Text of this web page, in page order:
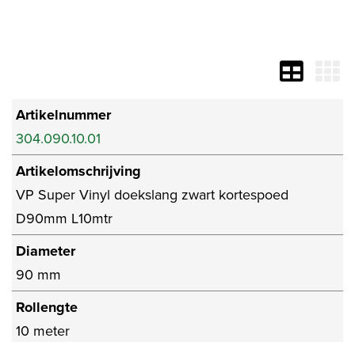
Artikelnummer
304.090.10.01
Artikelomschrijving
VP Super Vinyl doekslang zwart kortespoed
D90mm L10mtr
Diameter
90 mm
Rollengte
10 meter